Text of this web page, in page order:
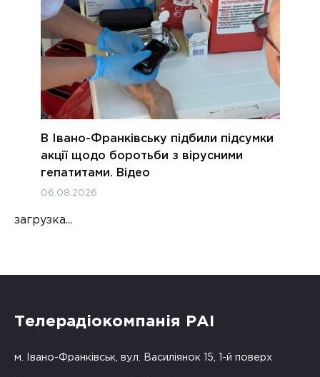
В Івано-Франківську підбили підсумки
акції щодо боротьби з вірусними
гепатитами. Відео
06.08.2026
загрузка...
Телерадіокомпанія РАІ
м. Івано-Франківськ, вул. Василіянок 15, 1-й поверх